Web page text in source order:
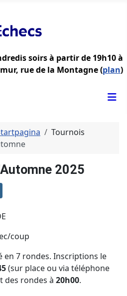
soirs à partir de 19h10 à
rue de la Montagne (plan)
Tournois
2025
coup
en 7 rondes. Inscriptions le
(sur place ou via téléphone
des rondes à 20h00.